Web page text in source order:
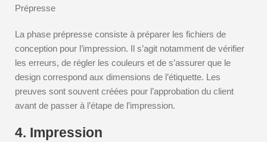
Prépresse
La phase prépresse consiste à préparer les fichiers de
conception pour l’impression. Il s’agit notamment de vérifier
les erreurs, de régler les couleurs et de s’assurer que le
design correspond aux dimensions de l’étiquette. Les
preuves sont souvent créées pour l’approbation du client
avant de passer à l’étape de l’impression.
4. Impression